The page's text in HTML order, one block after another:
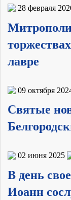
28 февраля
лавре
09 октября
Святые
02 июня 2025
В день
Иоанн